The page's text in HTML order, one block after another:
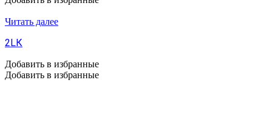
Читать далее
2LК
Добавить в избранные
Добавить в избранные